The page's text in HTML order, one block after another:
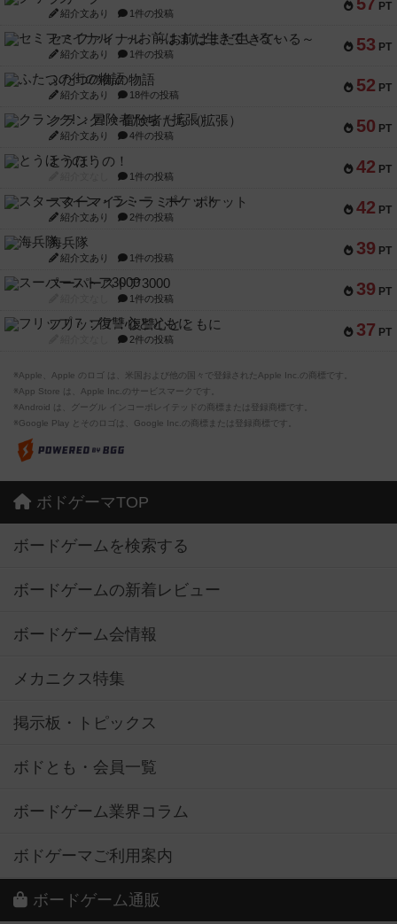
PT
紹介文あり 1件の投稿
53 PT
セミファイナル ～お前はまだ生きている～
紹介文あり 1件の投稿
52 PT
ふたつの街の物語
紹介文あり 18件の投稿
50 PT
クランク! ：冒険者たち（拡張）
紹介文あり 4件の投稿
42 PT
とうほうの！
1件の投稿
42 PT
スターマイン・ラミー ポケット
紹介文あり 2件の投稿
39 PT
海兵隊
紹介文あり 1件の投稿
39 PT
スーパーストア3000
1件の投稿
37 PT
フリップ７：復讐心とともに
2件の投稿
※Apple、Apple のロゴ は、米国および他の国々で登録されたApple Inc.の商標です。
※App Store は、Apple Inc.のサービスマークです。
※Android は、グーグル インコーポレイテッドの商標または登録商標です。
※Google Play とそのロゴは、Google Inc.の商標または登録商標です。
ボドゲーマTOP
ボードゲームを検索する
ボードゲームの新着レビュー
ボードゲーム会情報
メカニクス特集
掲示板・トピックス
ボドとも・会員一覧
ボードゲーム業界コラム
ボドゲーマご利用案内
ボードゲーム通販